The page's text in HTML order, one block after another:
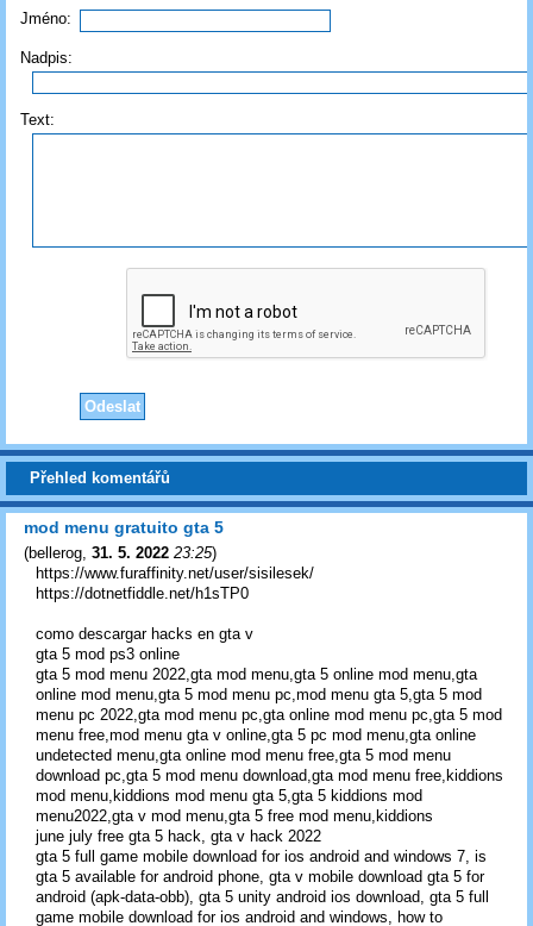
Jméno:
Nadpis:
Text:
Přehled komentářů
mod menu gratuito gta 5
(bellerog 31. 5. 2022 23:25)
https://www.furaffinity.net/user/sisilesek/
https://dotnetfiddle.net/h1sTP0
como descargar hacks en gta v
gta 5 mod ps3 online
gta 5 mod menu 2022,gta mod menu,gta 5 online mod menu,gta
online mod menu,gta 5 mod menu pc,mod menu gta 5,gta 5 mod
menu pc 2022,gta mod menu pc,gta online mod menu pc,gta 5 mod
menu free,mod menu gta v online,gta 5 pc mod menu,gta online
undetected menu,gta online mod menu free,gta 5 mod menu
download pc,gta 5 mod menu download,gta mod menu free,kiddions
mod menu,kiddions mod menu gta 5,gta 5 kiddions mod
menu2022,gta v mod menu,gta 5 free mod menu,kiddions
june july free gta 5 hack, gta v hack 2022
gta 5 full game mobile download for ios android and windows 7, is
gta 5 available for android phone, gta v mobile download gta 5 for
android (apk-data-obb), gta 5 unity android ios download, gta 5 full
game mobile download for ios android and windows, how to